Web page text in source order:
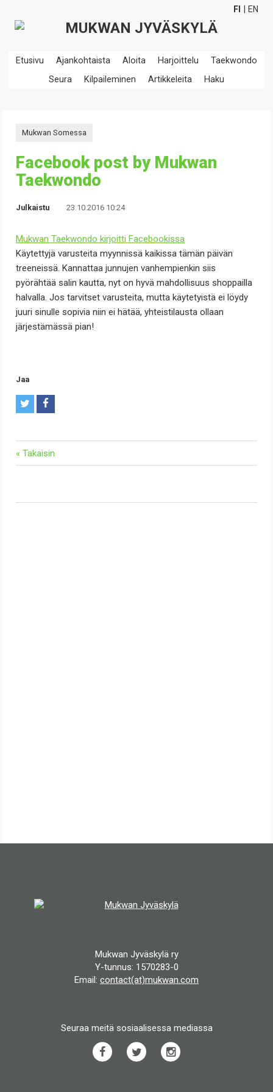
FI EN
Etusivu Ajankohtaista Aloita Harjoittelu
Taekwondo
Seura
Kilpaileminen Artikkeleita Haku
Mukwan Somessa
Facebook post by Mukwan
Taekwondo
Julkaistu 23.10.2016 10:24
Mukwan Taekwondo kirjoitti Facebookissa
Käytettyjä varusteita myynnissä kaikissa tämän päivän
treeneissä. Kannattaa junnujen vanhempienkin siis
pyörähtää salin kautta, nyt on hyvä mahdollisuus shoppailla
halvalla. Jos tarvitset varusteita, mutta käytetyistä ei löydy
juuri sinulle sopivia niin ei hätää, yhteistilausta ollaan
järjestämässä pian!
Jaa
i
t
c
e
« Takaisin
Mukwan Jyväskylä ry
Y-tunnus: 1570283-0
Email: contact(at)mukwan.com
Seuraa meitä sosiaalisessa mediassa
FacebookTwitterInstagram